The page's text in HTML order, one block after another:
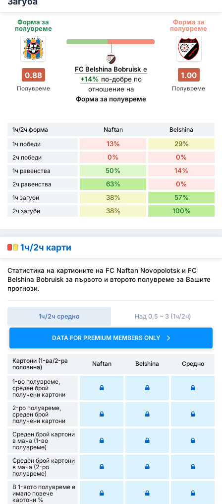
Форма за
полувреме
Форма за
полувреме
0.88
Полувреме
FC Belshina Bobruisk е
+14% по-добрепо
отношение на
Форма за полувреме
1.00
Полувреме
1ч/2ч форма Naftan
Belshina
1ч победи
13% 29%
2ч победи 0% 0%
1ч равенства 50% 14%
2ч равенства 63% 0%
1ч загуби 38% 57%
2ч загуби 38% 100%
1ч/2ч карти
Статистика на картионите на FC Naftan Novopolotsk и FC
Belshina Bobruisk за първото и второто полувреме за Вашите
прогнози.
1ч/2ч средно Над 0,5 ~ 3 (1ч/2ч)
DATA FOR PREMIUM MEMBERS ONLY
Картони (1-ва/2-ра
половина)
Naftan Belshina Средно
1-во полувреме,
среден брой
получени картони
2-ро полувреме,
среден брой
получени картони
Среден брой картони
в мача (1-во
полувреме)
Среден брой картони
в мача (2-ро
полувреме)
В 1-вото полувреме е
имало повече
картони %